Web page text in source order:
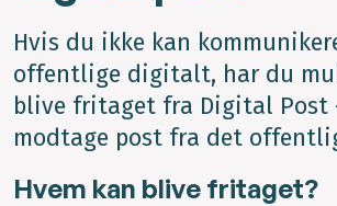
Hvis du ikke kan
offentlige digitalt, har du
blive fritaget fra Digital Post
modtage post fra det
Hvem kan blive fritaget?